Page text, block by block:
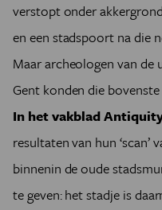
verstopt onder
en een stadspoort na die
Maar archeologen van de
Gent konden die
In het vakblad
resultaten van hun
binnenin de oude
te geven: het stadje is